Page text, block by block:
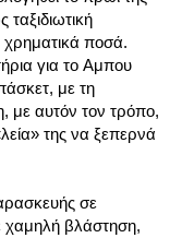
ποσά.
για το Aμπου
με τη
με αυτόν τον τρόπο,
της να ξεπερνά
σε
χαμηλή βλάστηση,